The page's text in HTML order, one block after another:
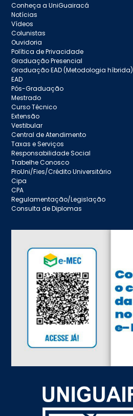
Conheça a UniGuairacá
Notícias
Vídeos
Colunistas
Ouvidoria
Política de Privacidade
Graduação Presencial
Graduação EAD (Metodologia híbrida)
EAD
Pós-Graduação
Mestrado
Curso Técnico
Extensão
Vestibular
Central de Atendimento
Taxas e Serviços
Responsabilidade Social
Trabelhe Conosco
ProUni/Fies/Crédito Universitário
Cipa
CPA
Regulamentação/Legislação
Consulta de Diplomas